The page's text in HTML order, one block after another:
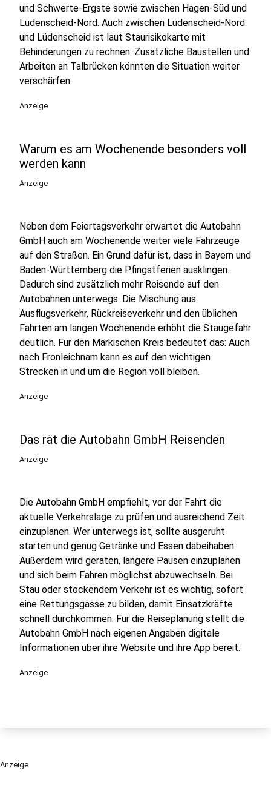
und Schwerte-Ergste sowie zwischen Hagen-Süd und
Lüdenscheid-Nord. Auch zwischen Lüdenscheid-Nord
und Lüdenscheid ist laut Staurisikokarte mit
Behinderungen zu rechnen. Zusätzliche Baustellen und
Arbeiten an Talbrücken könnten die Situation weiter
verschärfen.
Anzeige
Warum es am Wochenende besonders voll
werden kann
Anzeige
Neben dem Feiertagsverkehr erwartet die Autobahn
GmbH auch am Wochenende weiter viele Fahrzeuge
auf den Straßen. Ein Grund dafür ist, dass in Bayern und
Baden-Württemberg die Pfingstferien ausklingen.
Dadurch sind zusätzlich mehr Reisende auf den
Autobahnen unterwegs. Die Mischung aus
Ausflugsverkehr, Rückreiseverkehr und den üblichen
Fahrten am langen Wochenende erhöht die Staugefahr
deutlich. Für den Märkischen Kreis bedeutet das: Auch
nach Fronleichnam kann es auf den wichtigen
Strecken in und um die Region voll bleiben.
Anzeige
Das rät die Autobahn GmbH Reisenden
Anzeige
Die Autobahn GmbH empfiehlt, vor der Fahrt die
aktuelle Verkehrslage zu prüfen und ausreichend Zeit
einzuplanen. Wer unterwegs ist, sollte ausgeruht
starten und genug Getränke und Essen dabeihaben.
Außerdem wird geraten, längere Pausen einzuplanen
und sich beim Fahren möglichst abzuwechseln. Bei
Stau oder stockendem Verkehr ist es wichtig, sofort
eine Rettungsgasse zu bilden, damit Einsatzkräfte
schnell durchkommen. Für die Reiseplanung stellt die
Autobahn GmbH nach eigenen Angaben digitale
Informationen über ihre Website und ihre App bereit.
Anzeige
Anzeige